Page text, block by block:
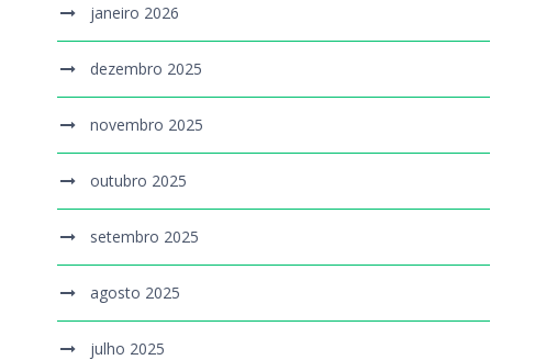
janeiro 2026
dezembro 2025
novembro 2025
outubro 2025
setembro 2025
agosto 2025
julho 2025